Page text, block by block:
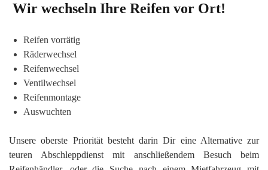
Wir wechseln Ihre Reifen vor Ort!
Reifen vorrätig
Räderwechsel
Reifenwechsel
Ventilwechsel
Reifenmontage
Auswuchten
Unsere oberste Priorität besteht darin Dir eine Alternative zur
teuren Abschleppdienst mit anschließendem Besuch beim